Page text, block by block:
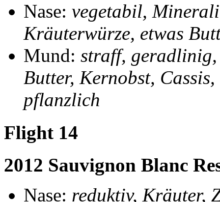
Nase: vegetabil,
Kräuterwürze, etwas
Mund: straff,
Butter, Kernobst,
pflanzlich
Flight 14
2012 Sauvignon Blanc
Nase: reduktiv, Kräuter,